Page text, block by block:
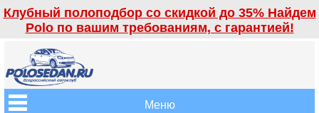
Клубный полоподбор со скидкой до 35% Найдем
Polo по вашим требованиям, с гарантией!
Меню